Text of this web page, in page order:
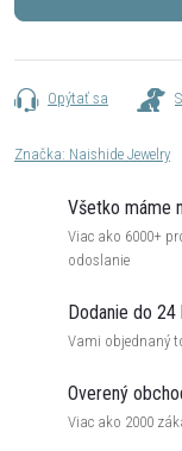
Opýtať sa
Značka: Naishide Jewelry
Všetko máme
Viac ako 6000+
odoslanie
Dodanie do 24
Vami objednaný
Overený
Viac ako 2000